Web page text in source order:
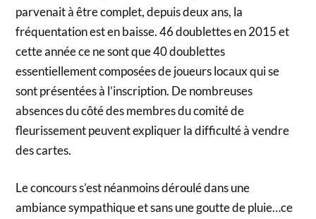
parvenait à être complet, depuis deux ans, la
fréquentation est en baisse. 46 doublettes en 2015 et
cette année ce ne sont que 40 doublettes
essentiellement composées de joueurs locaux qui se
sont présentées à l’inscription. De nombreuses
absences du côté des membres du comité de
fleurissement peuvent expliquer la difficulté à vendre
des cartes.
Le concours s’est néanmoins déroulé dans une
ambiance sympathique et sans une goutte de pluie…ce